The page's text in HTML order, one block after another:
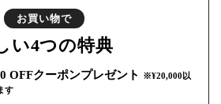
お買い物で
い4つの特典
OFFクーポンプレゼント
※¥20,000以
す